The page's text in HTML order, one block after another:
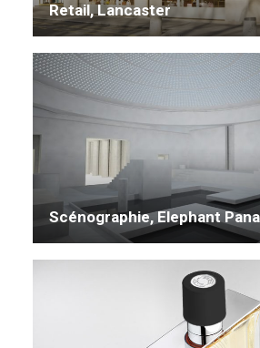
Retail, Lancaster
Scénographie, Elephant